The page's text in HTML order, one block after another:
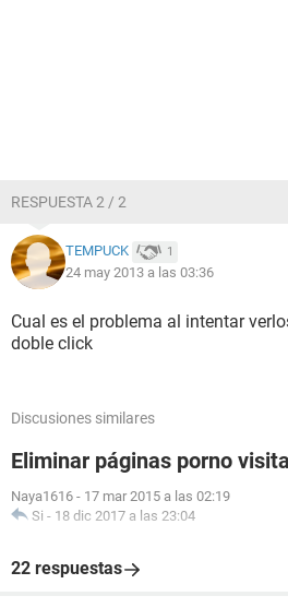
RESPUESTA 2 / 2
TEMPUCK 1
24 may 2013 a las 03:36
Cual es el problema al intentar
doble click
Discusiones similares
Eliminar páginas porno
Naya1616 - 17 mar 2015 a las 02:19
Si - 18 dic 2017 a las 23:04
22 respuestas